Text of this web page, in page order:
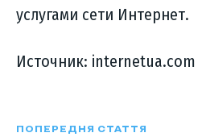
услугами сети Интернет.
Источник: internetua.com
ПОПЕРЕДНЯ СТАТТЯ